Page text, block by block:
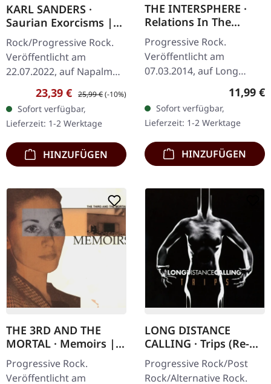
KARL SANDERS ·
Saurian Exorcisms |
WHITE LP
Rock/Progressive Rock.
Veröffentlicht am
22.07.2022, auf Napalm
Records. Weißes Vinyl im
Gatefold-Cover. Der Kopf
hinter Niles
vernichtenden Death…
Verkaufspreis:
23,39 € Regulärer Preis:
25,99 €(-10%)
Sofort verfügbar,
Lieferzeit: 1-2 Werktage
HINZUFÜGEN
THE INTERSPHERE ·
Relations In The
Unseen | CD
Progressive Rock.
Veröffentlicht am
07.03.2014, auf Long
Branch Records. Relations
In The Unseeen 3:34
Thanks For Nothing 3:42
The Ones We Never
Knew…
11,99 €
Sofort verfügbar,
Lieferzeit: 1-2 Werktage
HINZUFÜGEN
THE 3RD AND THE
MORTAL · Memoirs |
CD
Progressive Rock.
Veröffentlicht am
LONG DISTANCE
CALLING · Trips (Re-
Release) | CD
Progressive Rock/Post
Rock/Alternative Rock.